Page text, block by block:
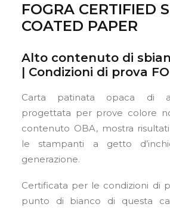
BLOG
CONTATTI
PROOFMASTER SHOP
IL MIO ACCOUNT
CARRELLO
FOGRA CERTIFIED
COATED PAPER
Alto contenuto di
| Condizioni di prova
Carta patinata opaca di
progettata per prove colore
contenuto OBA, mostra
le stampanti a getto
generazione.
Certificata per le condizioni di
punto di bianco di questa